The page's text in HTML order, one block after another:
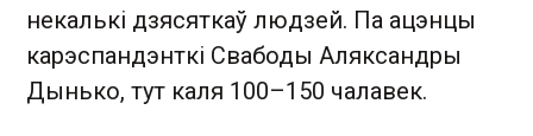
некалькі дзясяткаў людзей. Па ацэнцы
карэспандэнткі Свабоды Аляксандры
Дынько, тут каля 100–150 чалавек.